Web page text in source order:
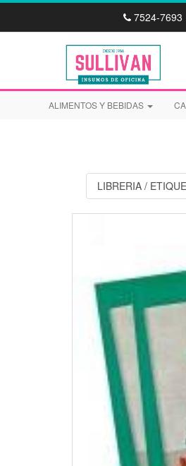
ALIMENTOS Y BEBIDAS
7524-7693
LIBRERIA /